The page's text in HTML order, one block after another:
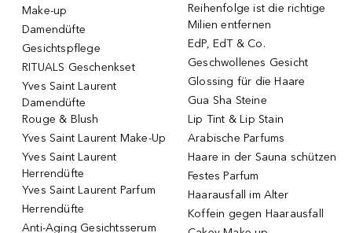
Make-up
Damendüfte
Gesichtspflege
RITUALS Geschenkset
Yves Saint Laurent
Damendüfte
Rouge & Blush
Yves Saint Laurent Make-Up
Yves Saint Laurent
Herrendüfte
Yves Saint Laurent Parfum
Herrendüfte
Anti-Aging Gesichtsserum
Reihenfolge ist die richtige
Milien entfernen
EdP, EdT & Co.
Geschwollenes Gesicht
Glossing für die Haare
Gua Sha Steine
Lip Tint & Lip Stain
Arabische Parfums
Haare in der Sauna schützen
Festes Parfum
Haarausfall im Alter
Koffein gegen Haarausfall